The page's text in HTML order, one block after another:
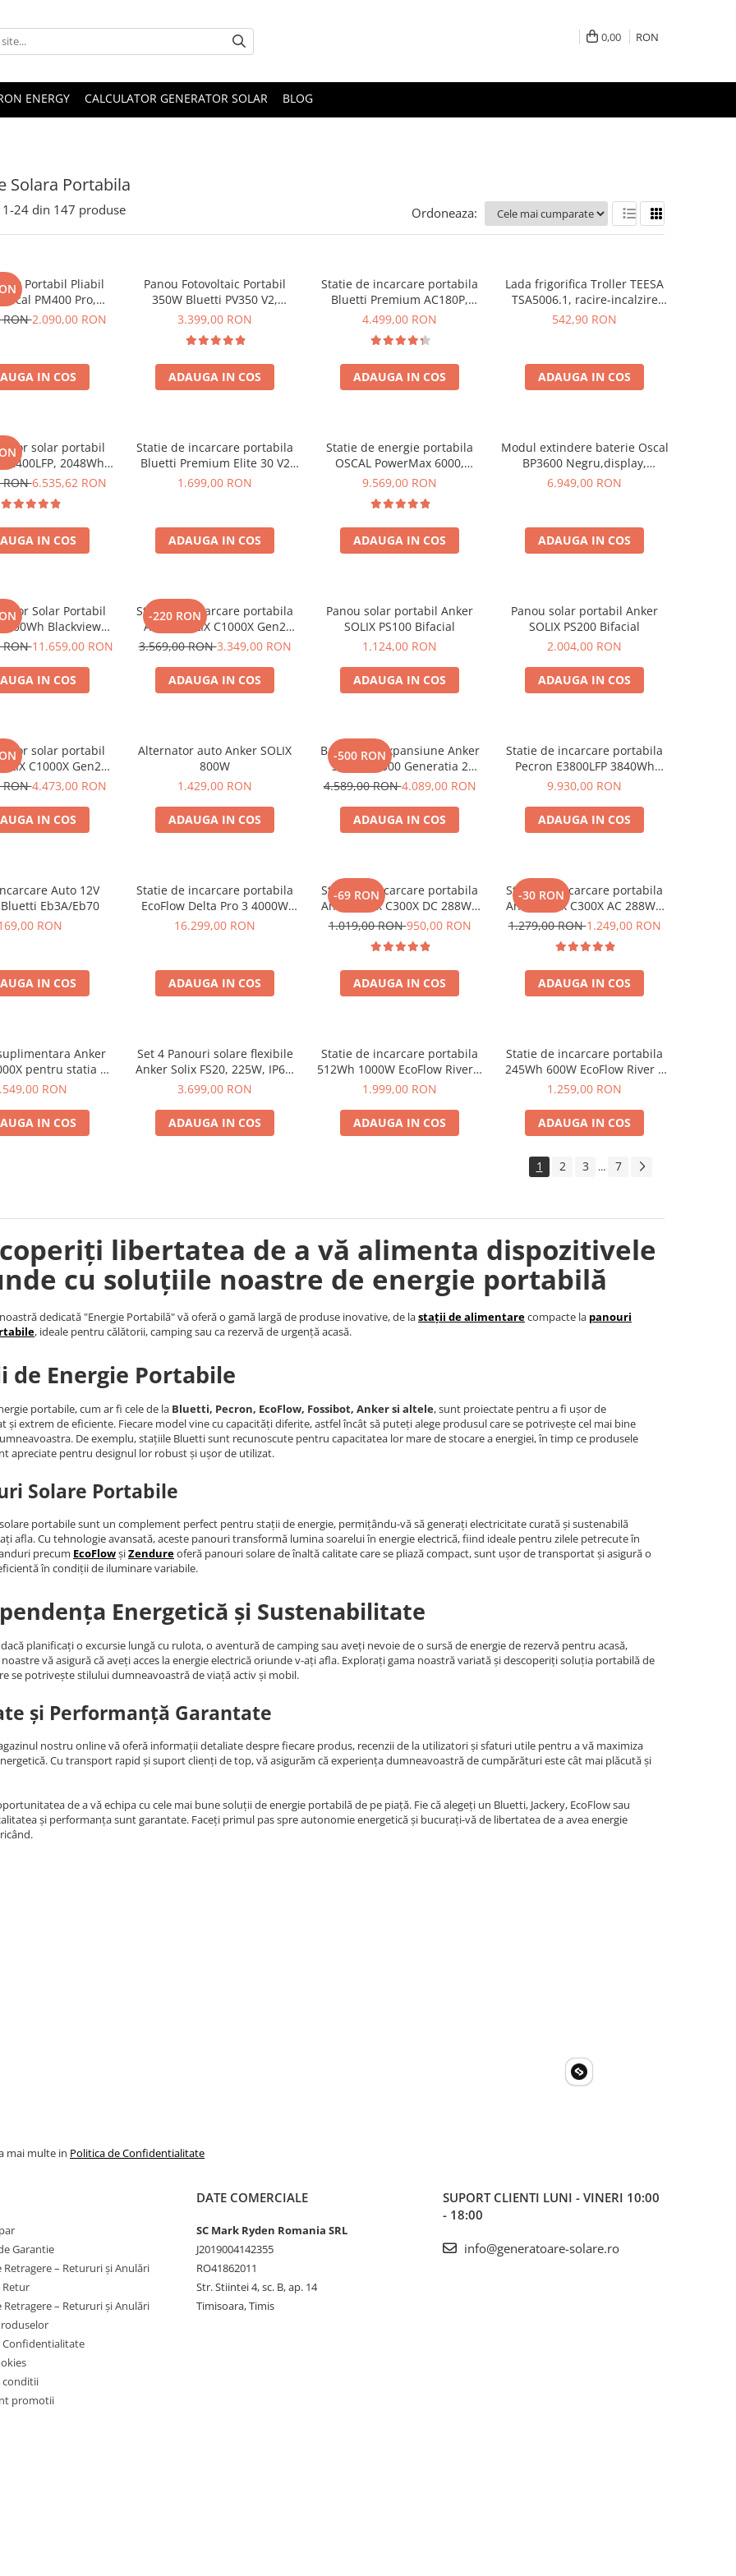
0,00 RON
ENERGY CALCULATOR GENERATOR SOLAR BLOG
Solara Portabila
1-24 din 147 produse Ordoneaza:
Portabil Pliabil
PM400 Pro,
ETFE, IP67
RON2.090,00 RON
IN COS
Panou Fotovoltaic Portabil
350W Bluetti PV350 V2,
Monocristalin, MC4, ETFE,
3.399,00 RON
ADAUGA IN COS
Statie de incarcare portabila
Bluetti Premium AC180P,
Ecran LCD, 1800W, 1440Wh,
4.499,00 RON
ADAUGA IN COS
Lada frigorifica Troller TEESA
TSA5006.1, racire-incalzire
35L, alimentare bricheta auto
542,90 RON
ADAUGA IN COS
solar portabil
E2400LFP, 2048Wh,
Incarcare super
Protectie BMS +
solar 200W
RON6.535,62 RON
IN COS
Statie de incarcare portabila
Bluetti Premium Elite 30 V2
600W 320Wh
1.699,00 RON
ADAUGA IN COS
Statie de energie portabila
OSCAL PowerMax 6000,
6000W (9000W varf), baterie
rapida in 1.96h, 14 porturi,
USB-C 100W, control inteligent
la distanta, functionalitate
UPS
9.569,00 RON
ADAUGA IN COS
Modul extindere baterie Oscal
BP3600 Negru,display,
compatibil cu Oscal PowerMax
6.949,00 RON
ADAUGA IN COS
Solar Portabil
Blackview
PowerMax 6000 +
RON11.659,00 RON
IN COS
-220 RON
Statie de incarcare portabila
Anker SOLIX C1000X Gen2
2000W 1024Wh
3.569,00 RON3.349,00 RON
ADAUGA IN COS
Panou solar portabil Anker
SOLIX PS100 Bifacial
1.124,00 RON
ADAUGA IN COS
Panou solar portabil Anker
SOLIX PS200 Bifacial
2.004,00 RON
ADAUGA IN COS
solar portabil
C1000X Gen2
+ panou 100W
RON4.473,00 RON
IN COS
Alternator auto Anker SOLIX
800W
1.429,00 RON
ADAUGA IN COS
-500 RON
Baterie de expansiune Anker
Solix BP2000 Generatia 2
pentru Anker Solix C2000 Gen
4.589,00 RON4.089,00 RON
ADAUGA IN COS
Statie de incarcare portabila
Pecron E3800LFP 3840Wh
4200W + Carucior CADOU
9.930,00 RON
ADAUGA IN COS
Auto 12V
Eb3A/Eb70
RON
IN COS
Statie de incarcare portabila
EcoFlow Delta Pro 3 4000W
4096Wh
16.299,00 RON
ADAUGA IN COS
-69 RON
Statie de incarcare portabila
Anker Solix C300X DC 288Wh
300W
1.019,00 RON950,00 RON
ADAUGA IN COS
-30 RON
Statie de incarcare portabila
Anker Solix C300X AC 288Wh
300W
1.279,00 RON1.249,00 RON
ADAUGA IN COS
Anker
pentru statia de
portabila Anker
RON
IN COS
Set 4 Panouri solare flexibile
Anker Solix FS20, 225W, IP67,
Tehnologie TOPCon
3.699,00 RON
ADAUGA IN COS
Statie de incarcare portabila
512Wh 1000W EcoFlow River 2
Max
1.999,00 RON
ADAUGA IN COS
Statie de incarcare portabila
245Wh 600W EcoFlow River 3
UPS
1.259,00 RON
ADAUGA IN COS
1 2 3 ... 7
libertatea de a vă alimenta dispozitivele
cu soluțiile noastre de energie portabilă
dedicată "Energie Portabilă" vă oferă o gamă largă de produse inovative, de lastații de alimentarecompacte la panouri
, ideale pentru călătorii, camping sau ca rezervă de urgență acasă.
de Energie Portabile
portabile, cum ar fi cele de la Bluetti, Pecron, EcoFlow, Fossibot, Anker si altele, sunt proiectate pentru a fi ușor de
și extrem de eficiente. Fiecare model vine cu capacități diferite, astfel încât să puteți alege produsul care se potrivește cel mai bine
De exemplu, stațiile Bluetti sunt recunoscute pentru capacitatea lor mare de stocare a energiei, în timp ce produsele
apreciate pentru designul lor robust și ușor de utilizat.
Solare Portabile
portabile sunt un complement perfect pentru stații de energie, permițându-vă să generați electricitate curată și sustenabilă
afla. Cu tehnologie avansată, aceste panouri transformă lumina soarelui în energie electrică, fiind ideale pentru zilele petrecute în
precum EcoFlowșiZendureoferă panouri solare de înaltă calitate care se pliază compact, sunt ușor de transportat și asigură o
în condiții de iluminare variabile.
Energetică și Sustenabilitate
planificați o excursie lungă cu rulota, o aventură de camping sau aveți nevoie de o sursă de energie de rezervă pentru acasă,
vă asigură că aveți acces la energie electrică oriunde v-ați afla. Explorați gama noastră variată și descoperiți soluția portabilă de
se potrivește stilului dumneavoastră de viață activ și mobil.
și Performanță Garantate
nostru online vă oferă informații detaliate despre fiecare produs, recenzii de la utilizatori și sfaturi utile pentru a vă maximiza
Cu transport rapid și suport clienți de top, vă asigurăm că experiența dumneavoastră de cumpărături este cât mai plăcută și
de a vă echipa cu cele mai bune soluții de energie portabilă de pe piață. Fie că alegeți un Bluetti, Jackery, EcoFlow sau
și performanța sunt garantate. Faceți primul pas spre autonomie energetică și bucurați-vă de libertatea de a avea energie
mai multe in Politica de Confidentialitate
Garantie
Retragere – Retururi și Anulări
Retur
Retragere – Retururi și Anulări
Confidentialitate
conditii
promotii
DATE COMERCIALE
SC Mark Ryden Romania SRL
J2019004142355
RO41862011
Str. Stiintei 4, sc. B, ap. 14
Timisoara, Timis
SUPORT CLIENTI LUNI - VINERI 10:00
- 18:00
info@generatoare-solare.ro